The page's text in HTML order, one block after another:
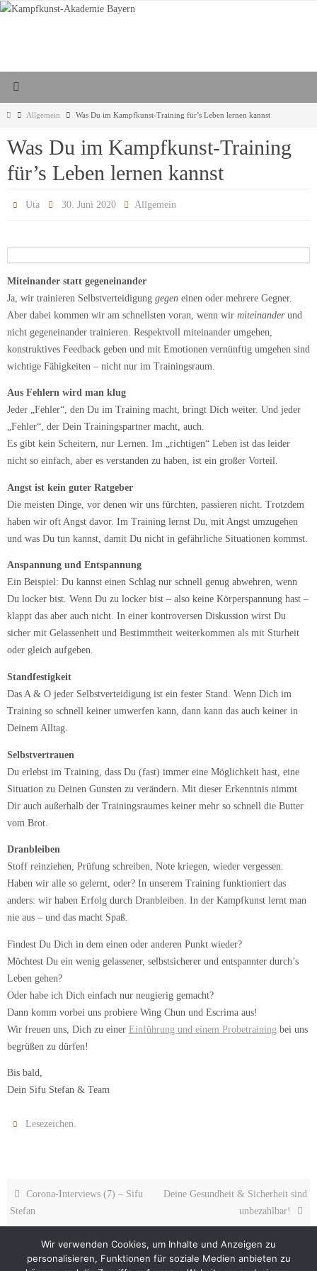
Zum
StartAllgemein Was Du im Kampfkunst-Training für’s Leben lernen kannst
Was Du im Kampfkunst-Training
für’s Leben lernen kannst
Uta 30. Juni 2020 Allgemein
Miteinander statt gegeneinander
Ja, wir trainieren Selbstverteidigung gegen einen oder mehrere Gegner.
Aber dabei kommen wir am schnellsten voran, wenn wir miteinanderund
nicht gegeneinander trainieren. Respektvoll miteinander umgehen,
konstruktives Feedback geben und mit Emotionen vernünftig umgehen sind
wichtige Fähigkeiten – nicht nur im Trainingsraum.
Aus Fehlern wird man klug
Jeder „Fehler“, den Du im Training macht, bringt Dich weiter. Und jeder
„Fehler“, der Dein Trainingspartner macht, auch.
Es gibt kein Scheitern, nur Lernen. Im „richtigen“ Leben ist das leider
nicht so einfach, aber es verstanden zu haben, ist ein großer Vorteil.
Angst ist kein guter Ratgeber
Die meisten Dinge, vor denen wir uns fürchten, passieren nicht. Trotzdem
haben wir oft Angst davor. Im Training lernst Du, mit Angst umzugehen
und was Du tun kannst, damit Du nicht in gefährliche Situationen kommst.
Anspannung und Entspannung
Ein Beispiel: Du kannst einen Schlag nur schnell genug abwehren, wenn
Du locker bist. Wenn Du zu locker bist – also keine Körperspannung hast –
klappt das aber auch nicht. In einer kontroversen Diskussion wirst Du
sicher mit Gelassenheit und Bestimmtheit weiterkommen als mit Sturheit
oder gleich aufgeben.
Standfestigkeit
Das A & O jeder Selbstverteidigung ist ein fester Stand. Wenn Dich im
Training so schnell keiner umwerfen kann, dann kann das auch keiner in
Deinem Alltag.
Selbstvertrauen
Du erlebst im Training, dass Du (fast) immer eine Möglichkeit hast, eine
Situation zu Deinen Gunsten zu verändern. Mit dieser Erkenntnis nimmt
Dir auch außerhalb der Trainingsraumes keiner mehr so schnell die Butter
vom Brot.
Dranbleiben
Stoff reinziehen, Prüfung schreiben, Note kriegen, wieder vergessen.
Haben wir alle so gelernt, oder? In unserem Training funktioniert das
anders: wir haben Erfolg durch Dranbleiben. In der Kampfkunst lernt man
nie aus – und das macht Spaß.
Findest Du Dich in dem einen oder anderen Punkt wieder?
Möchtest Du ein wenig gelassener, selbstsicherer und entspannter durch’s
Leben gehen?
Oder habe ich Dich einfach nur neugierig gemacht?
Dann komm vorbei uns probiere Wing Chun und Escrima aus!
Wir freuen uns, Dich zu einer Einführung und einem Probetraining bei uns
begrüßen zu dürfen!
Bis bald,
Dein Sifu Stefan & Team
Lesezeichen.
Corona-Interviews (7) – Sifu
Stefan
Deine Gesundheit & Sicherheit sind
unbezahlbar!
Wir verwenden Cookies, um Inhalte und Anzeigen zu
personalisieren, Funktionen für soziale Medien anbieten zu